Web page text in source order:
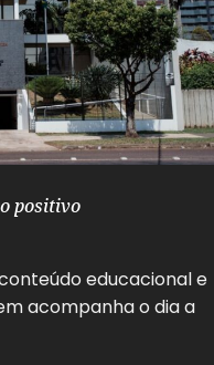
positivo
educacional e
acompanha o dia a